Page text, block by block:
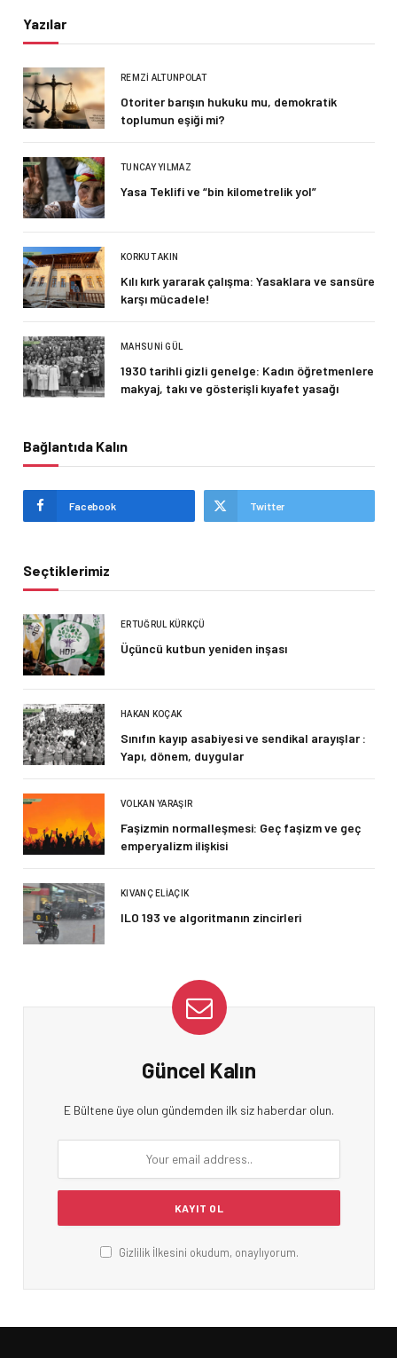
Yazılar
REMZI ALTUNPOLAT
Otoriter barışın hukuku mu, demokratik
toplumun eşiği mi?
TUNCAY YILMAZ
Yasa Teklifi ve “bin kilometrelik yol”
KORKUT AKIN
Kılı kırk yararak çalışma: Yasaklara ve sansüre
karşı mücadele!
MAHSUNI GÜL
1930 tarihli gizli genelge: Kadın öğretmenlere
makyaj, takı ve gösterişli kıyafet yasağı
Bağlantıda Kalın
Facebook Twitter
Seçtiklerimiz
ERTUĞRUL KÜRKÇÜ
Üçüncü kutbun yeniden inşası
HAKAN KOÇAK
Sınıfın kayıp asabiyesi ve sendikal arayışlar :
Yapı, dönem, duygular
VOLKAN YARAŞIR
Faşizmin normalleşmesi: Geç faşizm ve geç
emperyalizm ilişkisi
KIVANÇ ELIAÇIK
ILO 193 ve algoritmanın zincirleri
Güncel Kalın
E Bültene üye olun gündemden ilk siz haberdar olun.
Gizlilik İlkesini okudum, onaylıyorum.